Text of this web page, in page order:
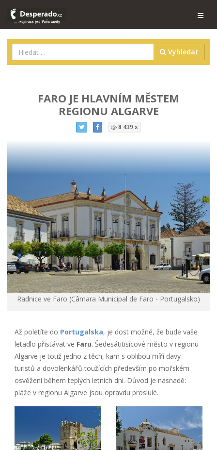
Vyhledat
FARO JE HLAVNÍM MĚSTEM
REGIONU ALGARVE
8 439 x
Radnice ve Faro (Câmara Municipal de Faro - Portugalsko)
Až poletíte do Portugalska, je dost možné, že bude vaše
letadlo přistávat ve Faru. Šedesátitisícové město v regionu
Algarve je totiž jedno z těch, kam s oblibou míří davy
turistů a dovolenkářů toužících především po mořském
osvěžení během teplých letních dní. Důvod je nasnadě:
pláže v regionu Algarve jsou opravdu proslulé.